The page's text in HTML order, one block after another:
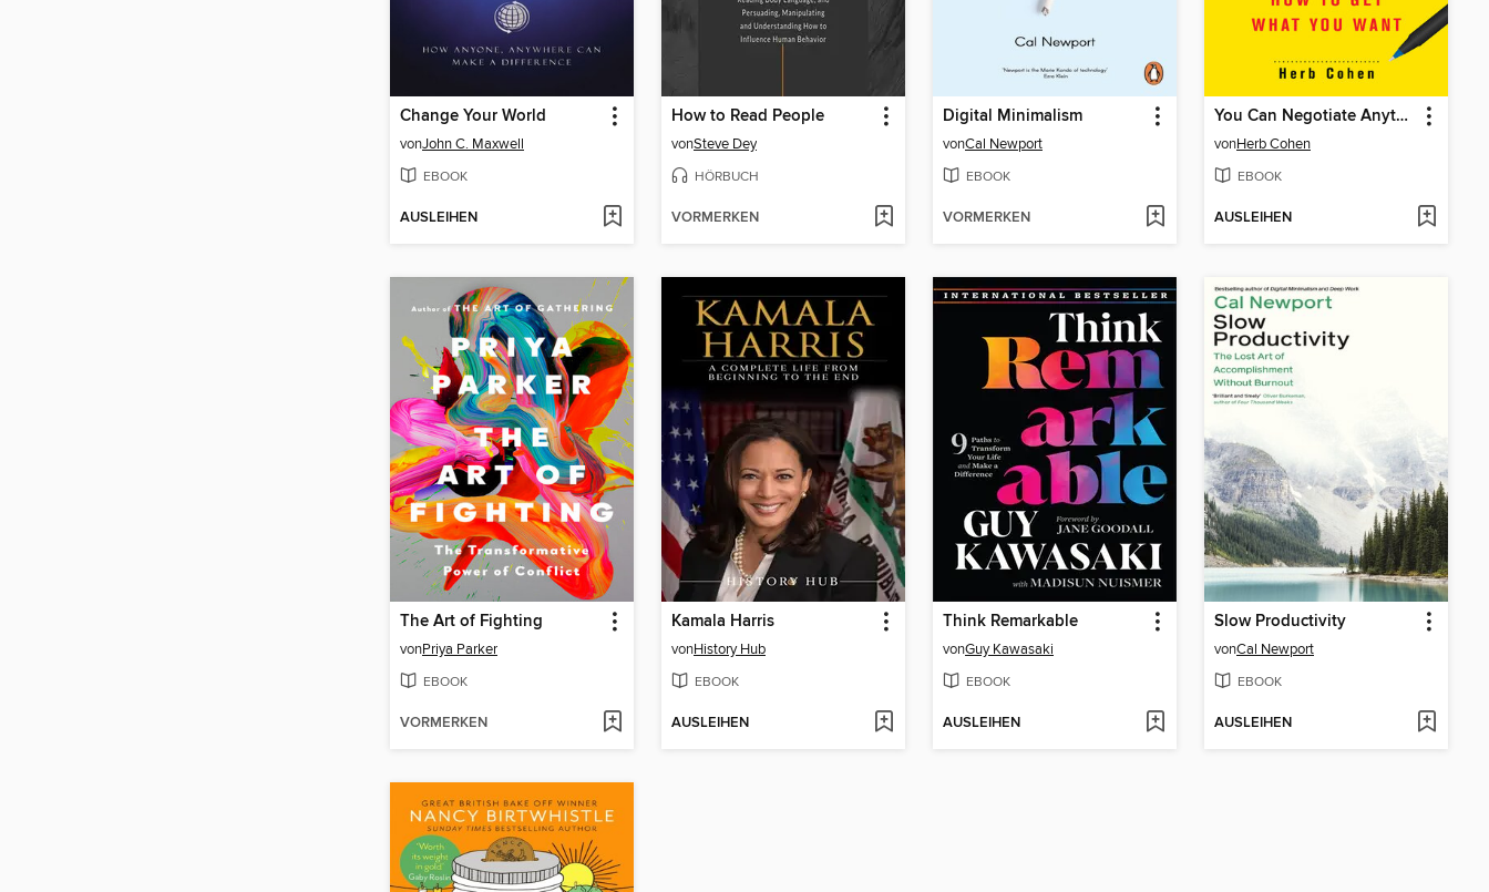
Change Your World
vonJohn C. Maxwell
EBOOK
AUSLEIHEN
How to Read People
vonSteve Dey
HÖRBUCH
VORMERKEN
Digital Minimalism
vonCal Newport
EBOOK
VORMERKEN
You Can Negotiate Anything
vonHerb Cohen
EBOOK
AUSLEIHEN
The Art of Fighting
vonPriya Parker
EBOOK
VORMERKEN
Kamala Harris
vonHistory Hub
EBOOK
AUSLEIHEN
Think Remarkable
vonGuy Kawasaki
EBOOK
AUSLEIHEN
Slow Productivity
vonCal Newport
EBOOK
AUSLEIHEN